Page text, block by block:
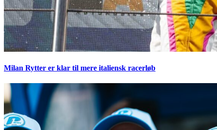
Milan Rytter er klar til mere italiensk racerløb